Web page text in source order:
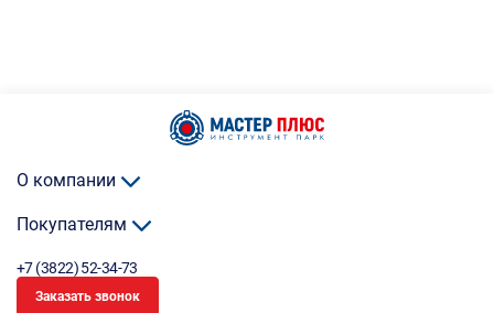
О компании
Покупателям
+7 (3822) 52-34-73
Заказать звонок